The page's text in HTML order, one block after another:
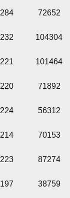
284 72652
232 104304
221 101464
220 71892
224 56312
214 70153
223 87274
197 38759